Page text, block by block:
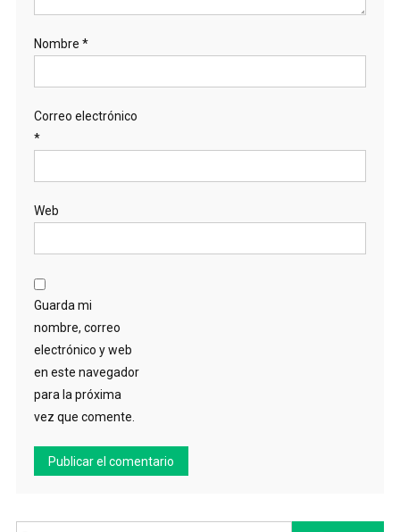
Nombre *
Correo electrónico
*
Web
Guarda mi
nombre, correo
electrónico y web
en este navegador
para la próxima
vez que comente.